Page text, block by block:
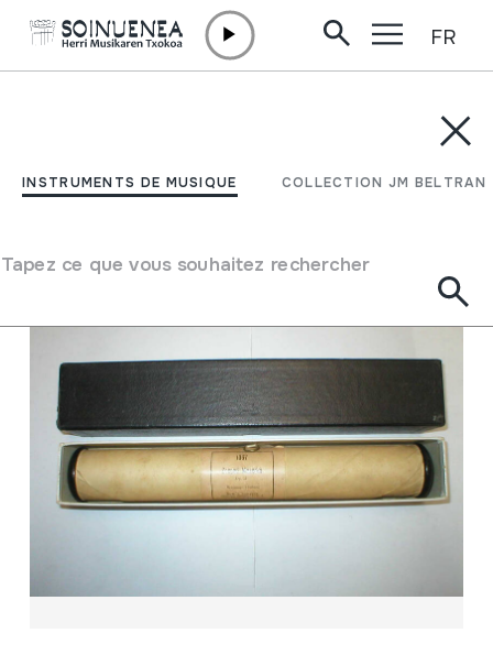
INSTRUMENTS DE MUSIQUE COLLECTION JM BELTRAN
Tapez ce que vous souhaitez rechercher
FR
COLLECTION JM BELTRAN
Filtrer